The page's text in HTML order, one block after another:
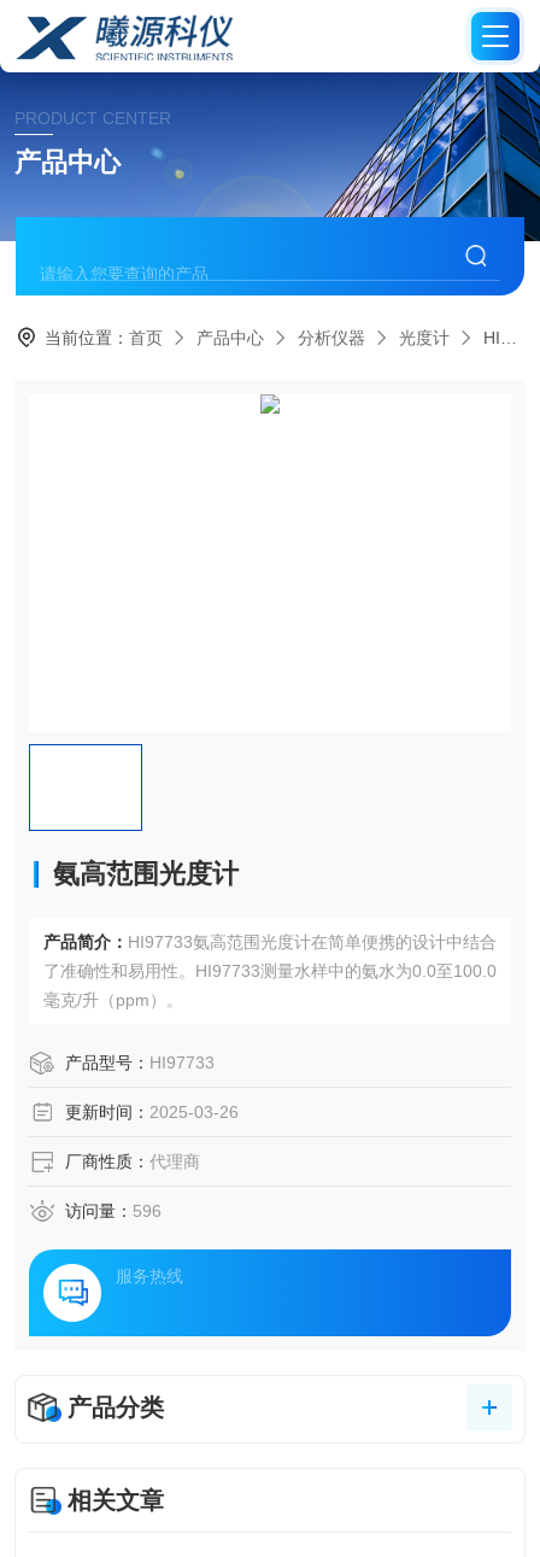
PRODUCT CENTER
产品中心
当前位置：首页 产品中心 分析仪器 光度计 HI97733氨高范围光度计
氨高范围光度计
产品简介： HI97733氨高范围光度计在简单便携的设计中结合
了准确性和易用性。HI97733测量水样中的氨水为0.0至100.0
毫克/升（ppm）。
产品型号： HI97733
更新时间： 2025-03-26
厂商性质： 代理商
访问量： 596
服务热线
产品分类
相关文章